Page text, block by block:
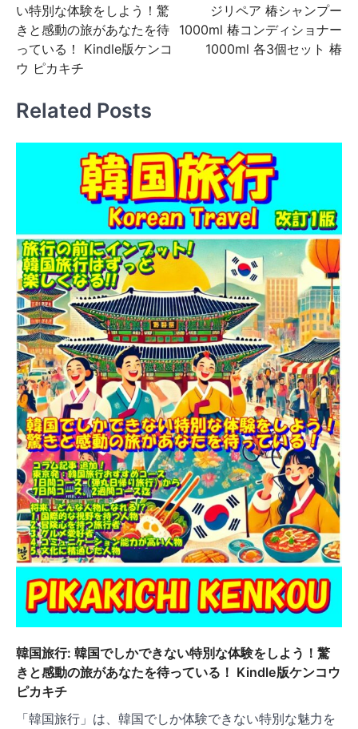
ナ
ビ
ゲ
ー
シ
ョ
い特別な体験をしよう！驚
きと感動の旅があなたを待
っている！ Kindle版ケンコ
ウ ピカキチ
ジリペア 椿シャンプー
1000ml 椿コンディショナー
1000ml 各3個セット 椿
Related Posts
韓国旅行: 韓国でしかできない特別な体験をしよう！驚
きと感動の旅があなたを待っている！ Kindle版ケンコウ
ピカキチ
「韓国旅行」は、韓国でしか体験できない特別な魅力を